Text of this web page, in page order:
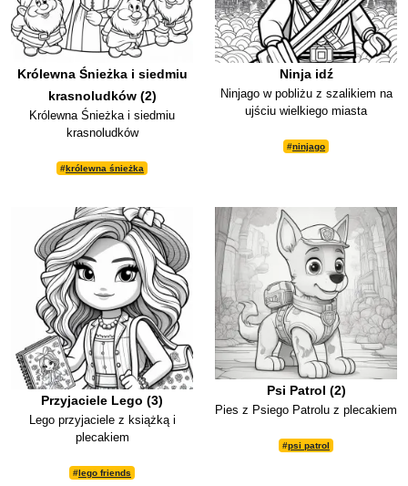
Królewna Śnieżka i siedmiu
krasnoludków (2)
Królewna Śnieżka i siedmiu
krasnoludków
#królewna śnieżka
Ninja idź
Ninjago w pobliżu z szalikiem na
ujściu wielkiego miasta
#ninjago
Przyjaciele Lego (3)
Lego przyjaciele z książką i
plecakiem
#lego friends
Psi Patrol (2)
Pies z Psiego Patrolu z plecakiem
#psi patrol